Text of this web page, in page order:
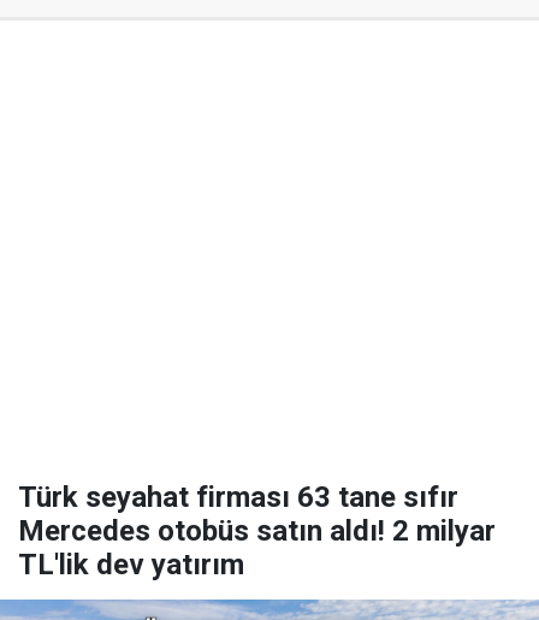
Türk seyahat firması 63 tane sıfır
Mercedes otobüs satın aldı! 2 milyar
TL'lik dev yatırım